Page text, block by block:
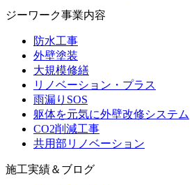
ジーワーク事業内容
防水工事
外壁塗装
大規模修繕
リノベーション・プラス
雨漏りSOS
躯体を元気に外壁改修システム
CO2削減工事
共用部リノベーション
施工実績＆ブログ